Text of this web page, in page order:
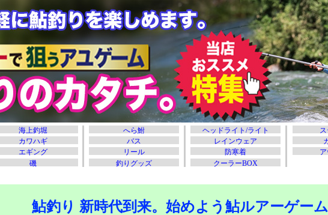
鮎釣り 新時代到来。始めよう鮎ルアーゲーム